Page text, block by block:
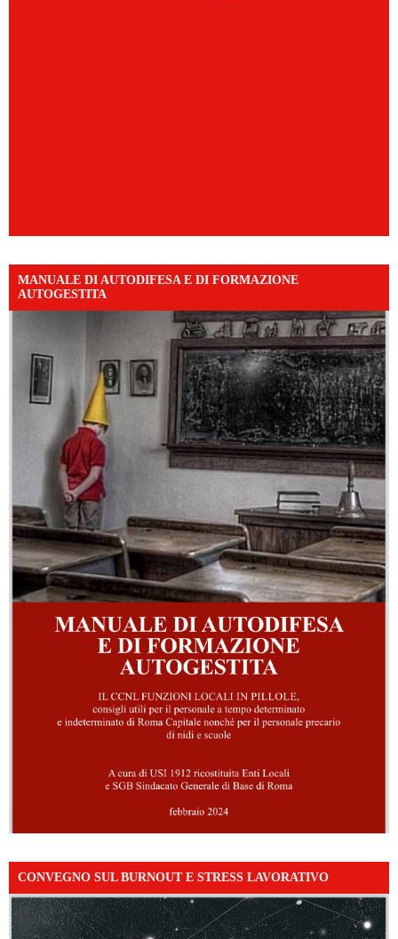
MANUALE DI AUTODIFESA E DI FORMAZIONE
AUTOGESTITA
CONVEGNO SUL BURNOUT E STRESS LAVORATIVO